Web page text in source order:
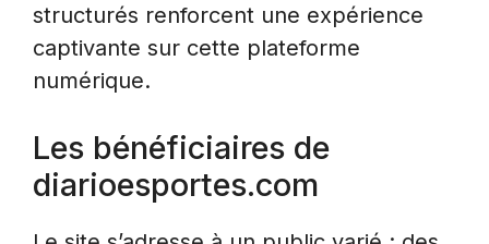
structurés renforcent une expérience
captivante sur cette plateforme
numérique.
Les bénéficiaires de
diarioesportes.com